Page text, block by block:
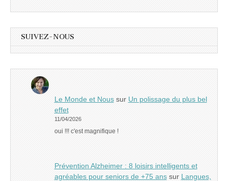
SUIVEZ-NOUS
Le Monde et Noussur Un polissage du plus bel
effet
11/04/2026
oui !!! c'est magnifique !
Prévention Alzheimer : 8 loisirs intelligents et
agréables pour seniors de +75 anssur Langues,